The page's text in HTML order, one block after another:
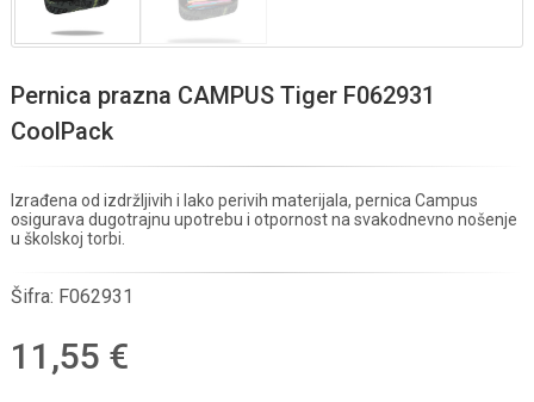
Pernica prazna CAMPUS Tiger F062931
CoolPack
Izrađena od izdržljivih i lako perivih materijala, pernica Campus
osigurava dugotrajnu upotrebu i otpornost na svakodnevno nošenje
u školskoj torbi.
Šifra: F062931
11,55 €